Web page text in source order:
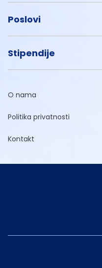
Poslovi
Stipendije
O nama
Politika privatnosti
Kontakt